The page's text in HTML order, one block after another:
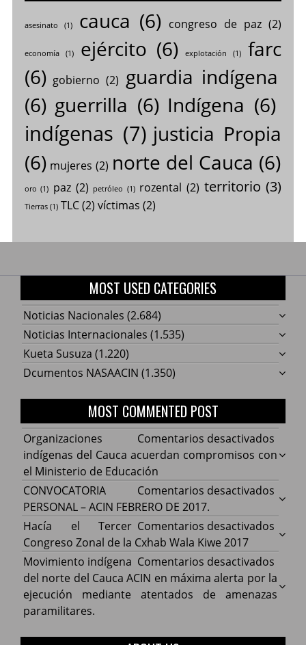
asesinato (1) cauca (6) congreso de paz(2)
economía(1) ejército (6) explotación (1)
farc
(6) gobierno (2) guardia indígena
(6) guerrilla (6) Indígena (6)
indígenas (7) justicia Propia
(6) mujeres (2) norte del Cauca (6)
oro (1) paz (2) petróleo (1) rozental (2) territorio (3)
Tierras(1) TLC(2) víctimas (2)
MOST USED CATEGORIES
Noticias Nacionales (2.684)
Noticias Internacionales (1.535)
Kueta Susuza (1.220)
Dcumentos NASAACIN (1.350)
MOST COMMENTED POST
Comentarios desactivados
Cauca
con
de
Organizaciones
indígenas del Cauca acuerdan compromisos con
el Ministerio de Educación
Comentarios desactivados
ACIN
DE
CONVOCATORIA
PERSONAL – ACIN FEBRERO DE 2017.
Comentarios desactivados
Hacía
la
Hacía el Tercer
Congreso Zonal de la Cxhab Wala Kiwe 2017
Comentarios desactivados
Movimiento indígena
del norte del Cauca ACIN en máxima alerta por la
ejecución mediante atentados de amenazas
paramilitares.